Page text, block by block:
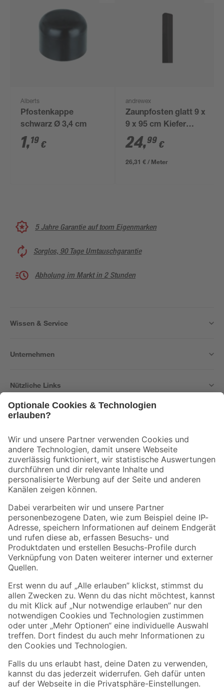
Alberts
Pfostenkappe
schwarz Ø 3,4 cm
1,19 €
andrewex
Zaunpfosten glatt 9 x
9 x 95 cm Kiefer
anthrazit
24,99 €
26,31 € / Meter
5 Jahre Garantie auf toom Eigenmarken
Sorglos, 90 Tage Umtauschgarantie
Abholung im Markt in 2 Stunden
Wissen & Service
Unternehmen
Nützliche Links
Der toom Newsletter: Keine Angebote und Aktionen mehr verpassen!
Zur Newsletter Anmeldung
Folge uns
Zahlungsarten Versandarten
Sicher einkaufen
Jetzt die toom-App herunterladen
Alle Preisangaben in EUR inkl. gesetzl. MwSt.. Die dargestellten Angebote sind unter
Umständen nicht in allen Märkten verfügbar. Die angegebenen Verfügbarkeiten beziehen